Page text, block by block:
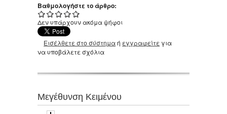
Βαθμολογήστε το άρθρο:
Δεν υπάρχουν ακόμα ψήφοι
Εισέλθετε στο σύστημαή εγγραφείτε για
να υποβάλετε σχόλια
Μεγέθυνση Κειμένου